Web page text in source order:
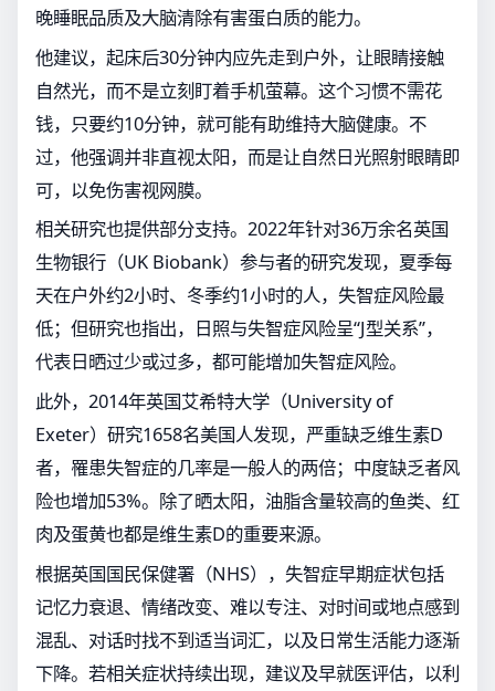
晚睡眠品质及大脑清除有害蛋白质的能力。
他建议，起床后30分钟内应先走到户外，让眼睛接触
自然光，而不是立刻盯着手机萤幕。这个习惯不需花
钱，只要约10分钟，就可能有助维持大脑健康。不
过，他强调并非直视太阳，而是让自然日光照射眼睛即
可，以免伤害视网膜。
相关研究也提供部分支持。2022年针对36万余名英国
生物银行（UK Biobank）参与者的研究发现，夏季每
天在户外约2小时、冬季约1小时的人，失智症风险最
低；但研究也指出，日照与失智症风险呈“J型关系”，
代表日晒过少或过多，都可能增加失智症风险。
此外，2014年英国艾希特大学（University of
Exeter）研究1658名美国人发现，严重缺乏维生素D
者，罹患失智症的几率是一般人的两倍；中度缺乏者风
险也增加53%。除了晒太阳，油脂含量较高的鱼类、红
肉及蛋黄也都是维生素D的重要来源。
根据英国国民保健署（NHS），失智症早期症状包括
记忆力衰退、情绪改变、难以专注、对时间或地点感到
混乱、对话时找不到适当词汇，以及日常生活能力逐渐
下降。若相关症状持续出现，建议及早就医评估，以利